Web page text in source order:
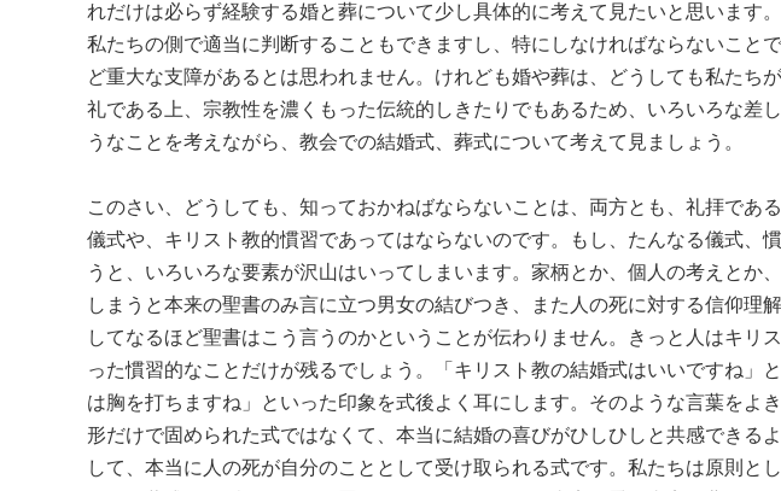
れだけは必らず経験する婚と葬について少し具体的に考えて見たいと思います
私たちの側で適当に判断することもできますし、特にしなければならないこと
ど重大な支障があるとは思われません。けれども婚や葬は、どうしても私たち
礼である上、宗教性を濃くもった伝統的しきたりでもあるため、いろいろな差
うなことを考えながら、教会での結婚式、葬式について考えて見ましょう。
このさい、どうしても、知っておかねばならないことは、両方とも、礼拝であ
儀式や、キリスト教的慣習であってはならないのです。もし、たんなる儀式、
うと、いろいろな要素が沢山はいってしまいます。家柄とか、個人の考えとか
しまうと本来の聖書のみ言に立つ男女の結びつき、また人の死に対する信仰理
してなるほど聖書はこう言うのかということが伝わりません。きっと人はキリ
った慣習的なことだけが残るでしょう。「キリスト教の結婚式はいいですね」
は胸を打ちますね」といった印象を式後よく耳にします。そのような言葉をよ
形だけで固められた式ではなくて、本当に結婚の喜びがひしひしと共感できる
して、本当に人の死が自分のこととして受け取られる式です。私たちは原則と